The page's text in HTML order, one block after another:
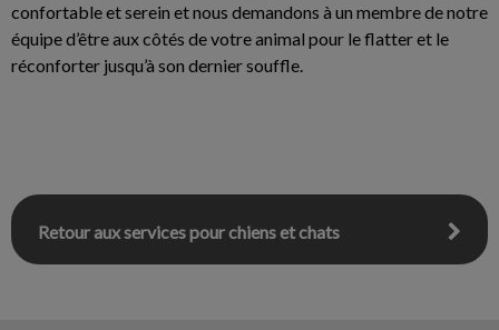
confortable et serein et nous demandons à un membre de notre
équipe d’être aux côtés de votre animal pour le flatter et le
réconforter jusqu’à son dernier souffle.
Retour aux services pour chiens et chats